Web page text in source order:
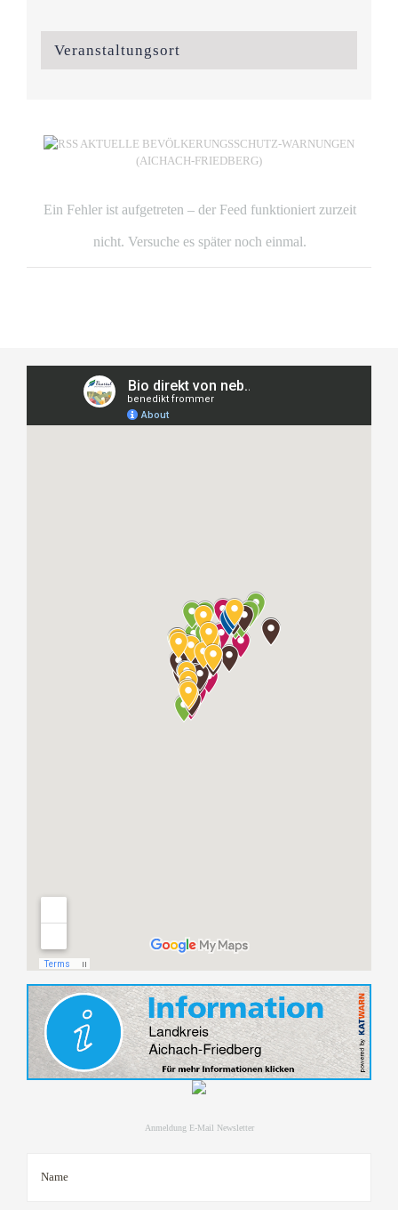
Veranstaltungsort
AKTUELLE BEVÖLKERUNGSSCHUTZ-WARNUNGEN
(AICHACH-FRIEDBERG)
Ein Fehler ist aufgetreten – der Feed funktioniert zurzeit
nicht. Versuche es später noch einmal.
Anmeldung E-Mail Newsletter